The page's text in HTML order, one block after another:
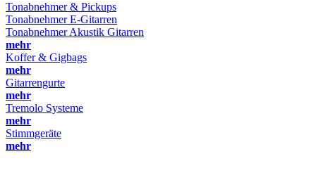
Tonabnehmer & Pickups
Tonabnehmer E-Gitarren
Tonabnehmer Akustik Gitarren
mehr
Koffer & Gigbags
mehr
Gitarrengurte
mehr
Tremolo Systeme
mehr
Stimmgeräte
mehr